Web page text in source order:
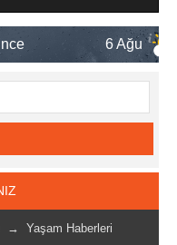
6 Ağu 34°C
→ Yaşam Haberleri